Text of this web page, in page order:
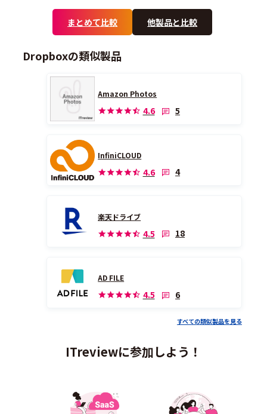
まとめて比較 他製品と比較
Dropboxの類似製品
Amazon Photos
4.6 5
InfiniCLOUD
4.6 4
楽天ドライブ
4.5 18
AD FILE
4.5 6
すべての類似製品を見る
ITreviewに参加しよう！